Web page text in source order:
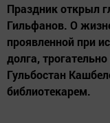
Праздник открыл
Гильфанов. О
проявленной при
долга,
Гульбостан
библиотекарем.